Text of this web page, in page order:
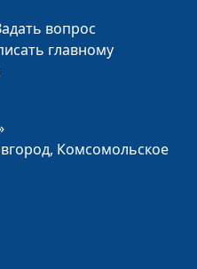
практического
член Совета
при
РФ
Богатская, Юрий
вопрос
главному
Комсомольское